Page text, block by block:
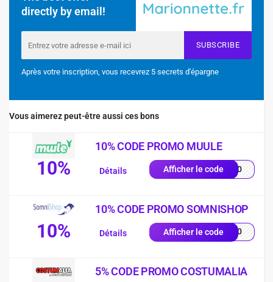
directly by email!
SUBSCRIBE
Après votre inscription, vous recevrez 5 secrets d'épargne
Vous aimerez peut-être aussi ces bons
10%
10% CODE PROMO MUULE
Afficher le codeNG10
Détails
10%
10% CODE PROMO SOMNISHOP
Afficher le codep-10
Détails
5% CODE PROMO COSTUMALIA